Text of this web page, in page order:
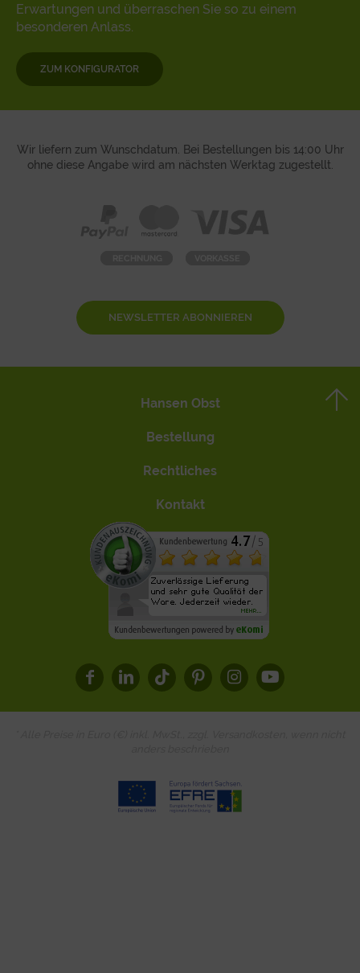
Erwartungen und überraschen Sie so zu einem
besonderen Anlass.
ZUM KONFIGURATOR
Wir liefern zum Wunschdatum. Bei Bestellungen bis 14:00 Uhr
ohne diese Angabe wird am nächsten Werktag zugestellt.
NEWSLETTER ABONNIEREN
Hansen Obst
Bestellung
Rechtliches
Kontakt